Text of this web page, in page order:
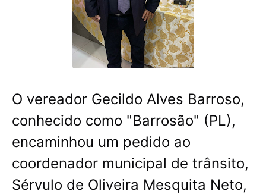
O vereador Gecildo Alves Barroso,
conhecido como "Barrosão" (PL),
encaminhou um pedido ao
coordenador municipal de trânsito,
Sérvulo de Oliveira Mesquita Neto,